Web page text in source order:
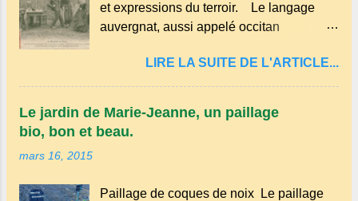
et expressions du terroir. Le langage
auvergnat, aussi appelé occitan
parlé principalement en Auvergne et dans
certaines parties du Massif central . Il
romanes et est classé parmi les dialectes
LIRE LA SUITE DE L'ARTICLE...
Le jardin de Marie-Jeanne, un paillage
bio, bon et beau.
mars 16, 2015
Paillage de coques de noix Le paillage